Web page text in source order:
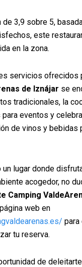
de 3,9 sobre 5,
este
en la zona.
servicios ofrecidos
de Iznájar se
tradicionales, la
eventos y
de vinos y bebidas
lugar donde
acogedor, no
Camping
web en
para
tu reserva.
de